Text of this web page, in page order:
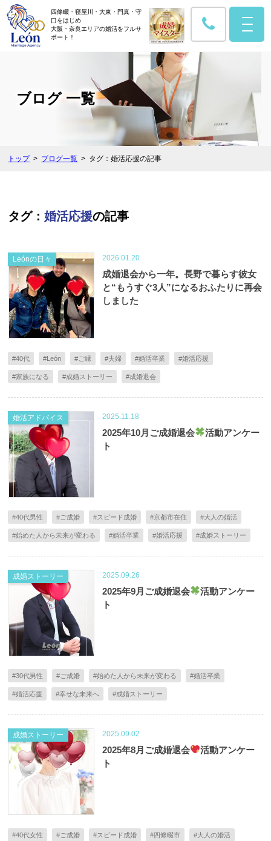
四條畷・寝屋川・大東・門真・守
口をはじめ
大阪・奈良エリアの婚活をフルサ
ポート！
ブログ 一覧
トップ ブログ一覧 タグ：婚活応援の記事
タグ：婚活応援の記事
2026.01.20
Leónの日々
成婚退会から一年。長野で暮らす彼女
と“もうすぐ3人”になるおふたりに再会
しました
#40代 #León #ご縁 #夫婦 #婚活卒業 #婚活応援
#家族になる #成婚ストーリー #成婚退会
2025.11.18
婚活アドバイス
2025年10月ご成婚退会
活動アンケー
ト
#40代男性 #ご成婚 #スピード成婚 #京都市在住 #大人の婚活
#始めた人から未来が変わる #婚活卒業 #婚活応援 #成婚ストーリー
2025.09.26
成婚ストーリー
2025年9月ご成婚退会
活動アンケー
ト
#30代男性 #ご成婚 #始めた人から未来が変わる #婚活卒業
#婚活応援 #幸せな未来へ #成婚ストーリー
2025.09.02
成婚ストーリー
2025年8月ご成婚退会
活動アンケー
ト
#40代女性 #ご成婚 #スピード成婚 #四條畷市 #大人の婚活